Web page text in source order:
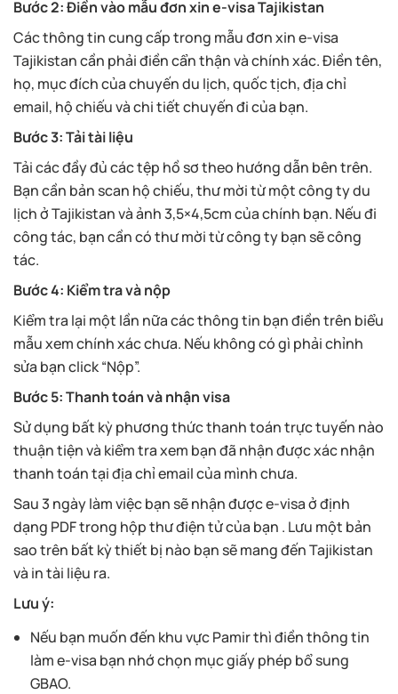
Bước 2: Điền vào mẫu đơn xin e-visa Tajikistan
Các thông tin cung cấp trong mẫu đơn xin e-visa
Tajikistan cần phải điền cẩn thận và chính xác. Điền tên,
họ, mục đích của chuyến du lịch, quốc tịch, địa chỉ
email, hộ chiếu và chi tiết chuyến đi của bạn.
Bước 3: Tải tài liệu
Tải các đầy đủ các tệp hồ sơ theo hướng dẫn bên trên.
Bạn cần bản scan hộ chiếu, thư mời từ một công ty du
lịch ở Tajikistan và ảnh 3,5×4,5cm của chính bạn. Nếu đi
công tác, bạn cần có thư mời từ công ty bạn sẽ công
tác.
Bước 4: Kiểm tra và nộp
Kiểm tra lại một lần nữa các thông tin bạn điền trên biểu
mẫu xem chính xác chưa. Nếu không có gì phải chỉnh
sửa bạn click “Nộp”.
Bước 5: Thanh toán và nhận visa
Sử dụng bất kỳ phương thức thanh toán trực tuyến nào
thuận tiện và kiểm tra xem bạn đã nhận được xác nhận
thanh toán tại địa chỉ email của mình chưa.
Sau 3 ngày làm việc bạn sẽ nhận được e-visa ở định
dạng PDF trong hộp thư điện tử của bạn . Lưu một bản
sao trên bất kỳ thiết bị nào bạn sẽ mang đến Tajikistan
và in tài liệu ra.
Lưu ý:
Nếu bạn muốn đến khu vực Pamir thì điền thông tin
làm e-visa bạn nhớ chọn mục giấy phép bổ sung
GBAO.